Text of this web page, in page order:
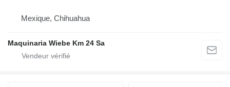
Mexique, Chihuahua
Maquinaria Wiebe Km 24 Sa